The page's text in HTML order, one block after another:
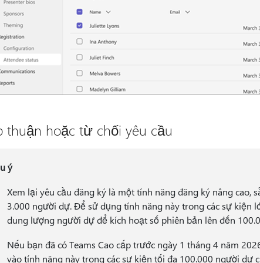
thuận hoặc từ chối yêu cầu
ý
Xem lại yêu cầu đăng ký là một tính năng đăng ký nâng cao,
3.000 người dự. Để sử dụng tính năng này trong các sự kiện
dung lượng người dự để kích hoạt số phiên bản lên đến
Nếu bạn đã có Teams Cao cấp trước ngày 1 tháng 4 năm
vào tính năng này trong các sự kiện tối đa 100.000 người dự